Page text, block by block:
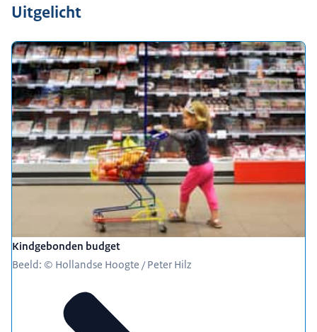
Uitgelicht
Kindgebonden budget
Beeld: © Hollandse Hoogte / Peter Hilz